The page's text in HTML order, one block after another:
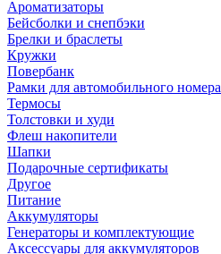
Ароматизаторы
Бейсболки и снепбэки
Брелки и браслеты
Кружки
Повербанк
Рамки для автомобильного номера
Термосы
Толстовки и худи
Флеш накопители
Шапки
Подарочные сертификаты
Другое
Питание
Аккумуляторы
Генераторы и комплектующие
Аксессуары для аккумуляторов